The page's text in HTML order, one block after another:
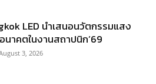
LED นำเสนอนวัตกรรมแสง
นาคตในงานสถาปนิก’69
3, 2026